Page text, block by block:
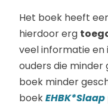
Het boek heeft
hierdoor erg
veel informatie en
ouders die minder
boek minder
boekEHBK*Slaap